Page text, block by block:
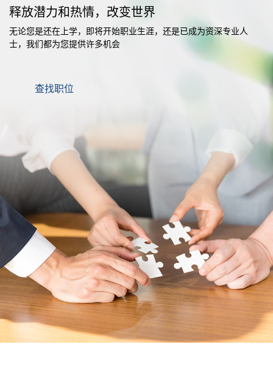
释放潜力和热情，改变世界
无论您是还在上学，即将开始职业生涯，还是已成为资深专业人
士，我们都为您提供许多机会
查找职位